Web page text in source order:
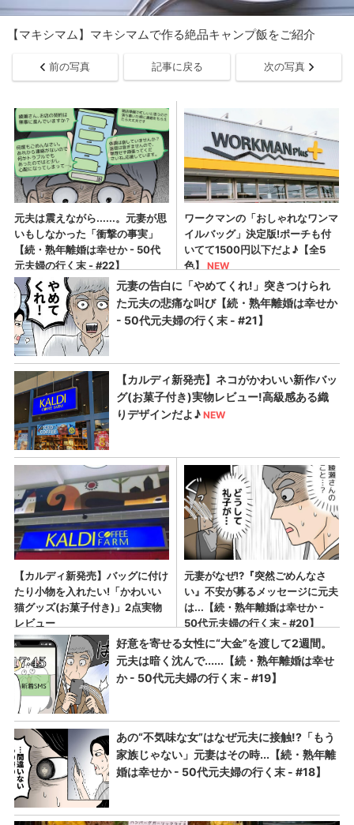
【マキシマム】マキシマムで作る絶品キャンプ飯をご紹介
前の写真 記事に戻る 次の写真